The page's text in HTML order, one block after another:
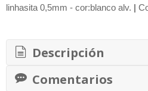
linhasita 0,5mm - cor:blanco alv. |
Descripción
Comentarios